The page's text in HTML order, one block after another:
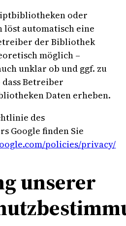
oder
automatisch eine
der Bibliothek
möglich –
unklar ob und ggf. zu
dass Betreiber
Daten erheben.
des
Google finden Sie
policies/privacy/
unserer